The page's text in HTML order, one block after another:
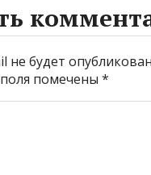
не будет
помечены*